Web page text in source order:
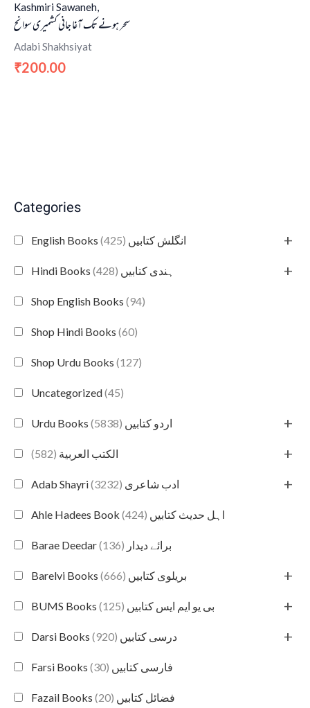
Categories
English Books انگلش کتابیں (425) +
Hindi Books ہندی کتابیں (428) +
Shop English Books (94)
Shop Hindi Books (60)
Shop Urdu Books (127)
Uncategorized(45)
Urdu Books اردو کتابیں (5838) +
الكتب العربية (582) +
Adab Shayri ادب شاعری (3232) +
Ahle Hadees Book اہل حدیث کتابیں (424)
Barae Deedar برائے دیدار (136)
Barelvi Books بریلوی کتابیں (666) +
BUMS Books بی یو ایم ایس کتابیں (125) +
Darsi Books درسی کتابیں (920) +
Farsi Books فارسی کتابیں (30)
Fazail Books فضائل کتابیں (20)
Kashmiri Sawaneh,
سحر ہونے تک آغا جانی کشمیری سوانح
Adabi Shakhsiyat
₹200.00